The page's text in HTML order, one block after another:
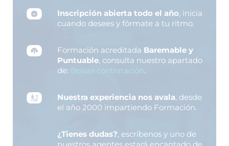
Inscripción abierta todo el año, inicia
cuando desees y fórmate a tu ritmo.
Formación acreditada Baremable y
Puntuable, consulta nuestro apartado
de: Bolsas contratación.
Nuestra experiencia nos avala, desde
el año 2000 impartiendo Formación.
¿Tienes dudas?, escríbenos y uno de
nuestros agentes estará encantado de